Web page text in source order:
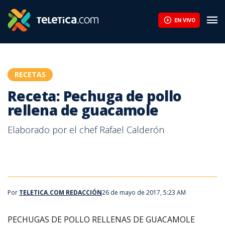
EN VIVO
RECETAS
Receta: Pechuga de pollo
rellena de guacamole
Elaborado por el chef Rafael Calderón
Por TELETICA.COM REDACCIÓN26 de mayo de 2017, 5:23 AM
PECHUGAS DE POLLO RELLENAS DE GUACAMOLE